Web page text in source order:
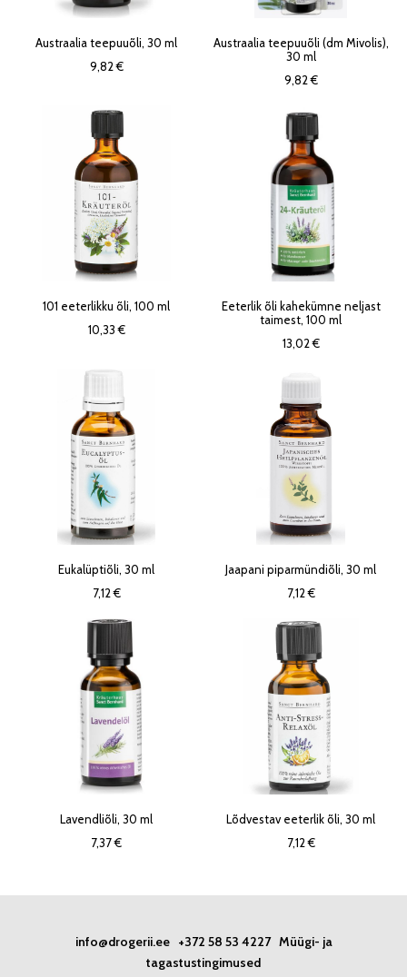
Austraalia teepuuõli, 30 ml
9,82 €
Austraalia teepuuõli (dm Mivolis),
30 ml
9,82 €
101 eeterlikku õli, 100 ml
10,33 €
Eeterlik õli kahekümne neljast
taimest, 100 ml
13,02 €
Eukalüptiõli, 30 ml
7,12 €
Jaapani piparmündiõli, 30 ml
7,12 €
Lavendliõli, 30 ml
7,37 €
Lõdvestav eeterlik õli, 30 ml
7,12 €
info@drogerii.ee+372 58 53 4227 Müügi- ja
tagastustingimused